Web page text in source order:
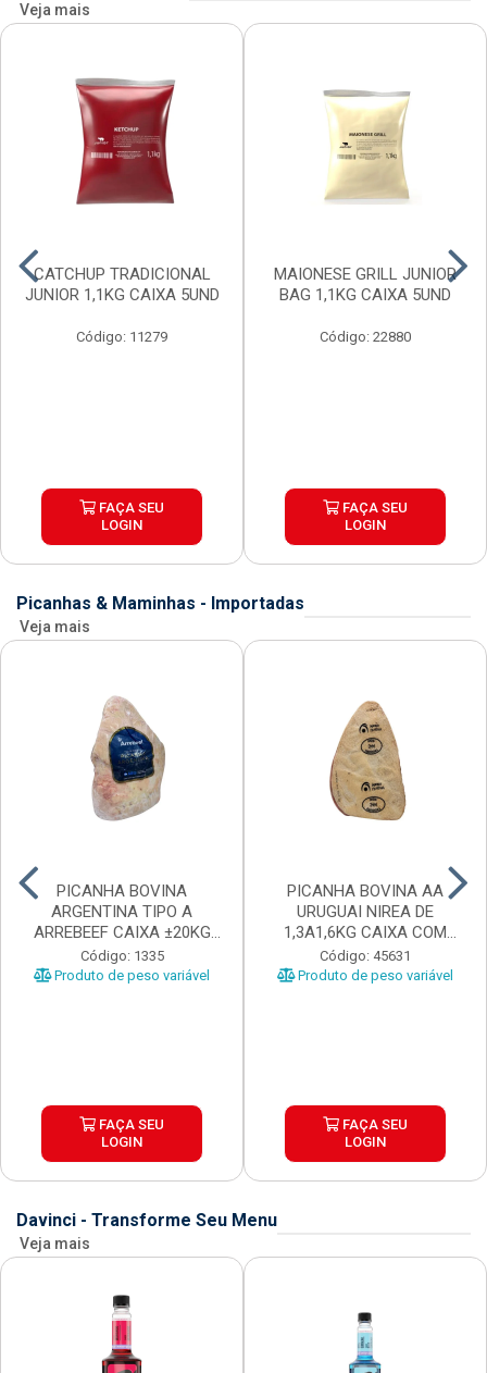
Veja mais
CATCHUP TRADICIONAL
JUNIOR 1,1KG CAIXA 5UND
Código: 11279
FAÇA SEU
LOGIN
MAIONESE GRILL JUNIOR
BAG 1,1KG CAIXA 5UND
Código: 22880
FAÇA SEU
LOGIN
Picanhas & Maminhas - Importadas
Veja mais
PICANHA BOVINA
ARGENTINA TIPO A
ARREBEEF CAIXA ±20KG
PEÇAS 1...
Código: 1335
Produto de peso variável
FAÇA SEU
LOGIN
PICANHA BOVINA AA
URUGUAI NIREA DE
1,3A1,6KG CAIXA COM
±15KG
Código: 45631
Produto de peso variável
FAÇA SEU
LOGIN
Davinci - Transforme Seu Menu
Veja mais